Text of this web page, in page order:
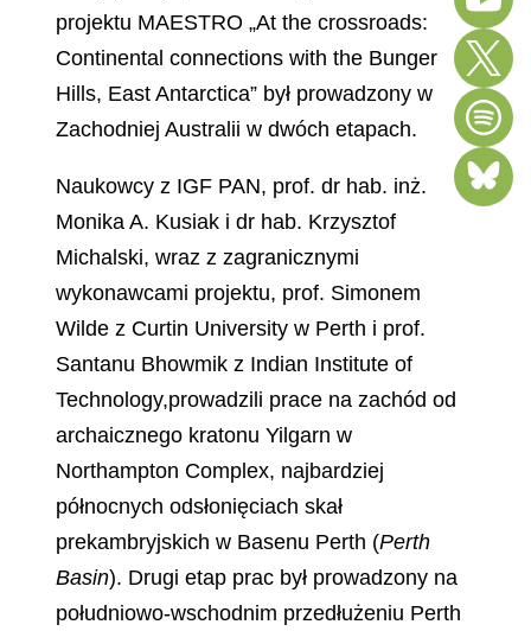
projektu MAESTRO „At the crossroads:
Continental connections with the Bunger
Hills, East Antarctica” był prowadzony w
Zachodniej Australii w dwóch etapach.
Naukowcy z IGF PAN, prof. dr hab. inż.
Monika A. Kusiak i dr hab. Krzysztof
Michalski, wraz z zagranicznymi
wykonawcami projektu, prof. Simonem
Wilde z Curtin University w Perth i prof.
Santanu Bhowmik z Indian Institute of
Technology,prowadzili prace na zachód od
archaicznego kratonu Yilgarn w
Northampton Complex, najbardziej
północnych odsłonięciach skał
prekambryjskich w Basenu Perth (Perth
Basin). Drugi etap prac był prowadzony na
południowo-wschodnim przedłużeniu Perth